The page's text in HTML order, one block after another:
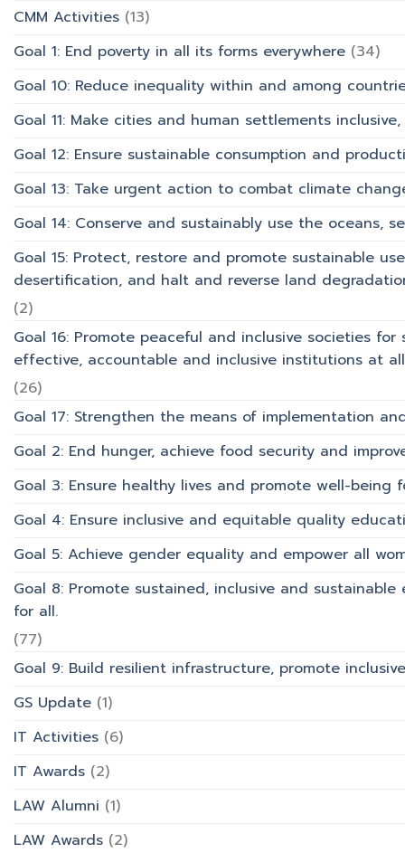
CMM Activities (13)
Goal 1: End poverty in all its forms everywhere (34)
Goal 10: Reduce inequality within and among
Goal 11: Make cities and human settlements
Goal 12: Ensure sustainable consumption and
Goal 13: Take urgent action to combat climate
Goal 14: Conserve and sustainably use the oceans,
Goal 15: Protect, restore and promote sustainable
desertification, and halt and reverse land
(2)
Goal 16: Promote peaceful and inclusive societies
effective, accountable and inclusive institutions at all
(26)
Goal 17: Strengthen the means of implementation
Goal 2: End hunger, achieve food security and
Goal 3: Ensure healthy lives and promote well-being
Goal 4: Ensure inclusive and equitable quality
Goal 5: Achieve gender equality and empower all
Goal 8: Promote sustained, inclusive and
for all.
(77)
Goal 9: Build resilient infrastructure, promote
GS Update (1)
IT Activities (6)
IT Awards (2)
LAW Alumni (1)
LAW Awards (2)